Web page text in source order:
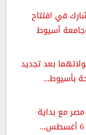
في افتتاح
أسيوط
بعد تجديد
بأسيوط...
مع بداية